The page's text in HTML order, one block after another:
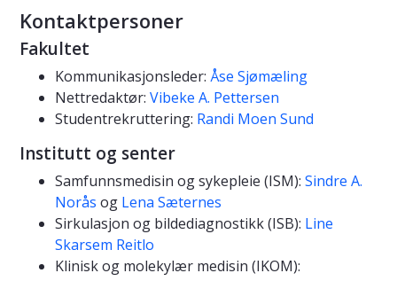
Kontaktpersoner
Fakultet
Kommunikasjonsleder: Åse Sjømæling
Nettredaktør: Vibeke A. Pettersen
Studentrekruttering: Randi Moen Sund
Institutt og senter
Samfunnsmedisin og sykepleie (ISM): Sindre A.
Norås og Lena Sæternes
Sirkulasjon og bildediagnostikk (ISB): Line
Skarsem Reitlo
Klinisk og molekylær medisin (IKOM):